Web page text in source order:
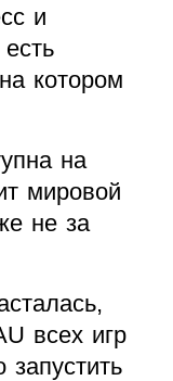
и
котором
на
мировой
не за
всех игр